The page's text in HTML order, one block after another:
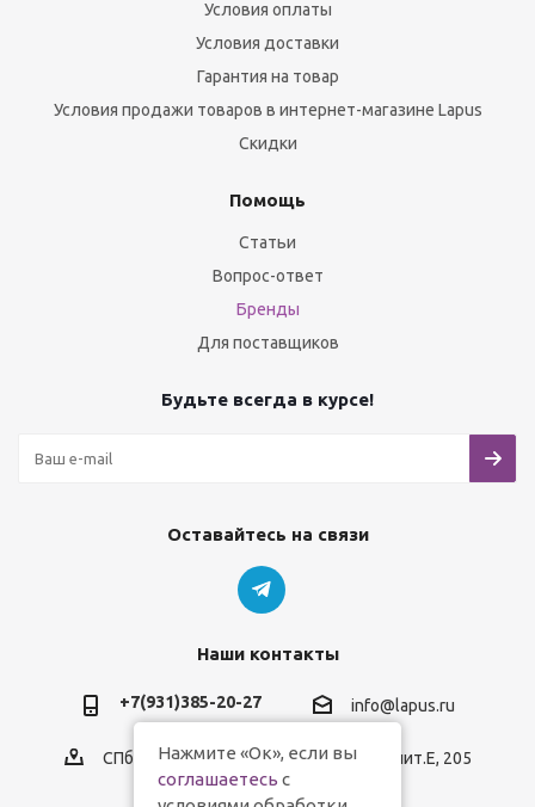
Условия оплаты
Условия доставки
Гарантия на товар
Условия продажи товаров в интернет-магазине Lapus
Скидки
Помощь
Статьи
Вопрос-ответ
Бренды
Для поставщиков
Будьте всегда в курсе!
Оставайтесь на связи
Наши контакты
+7(931)385-20-27 info@lapus.ru
СПб, пр.Обуховской Обороны, д.116, лит.Е, 205
Нажмите «Ок», если вы
соглашаетесь с